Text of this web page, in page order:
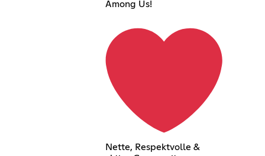
Among Us!
Nette, Respektvolle &